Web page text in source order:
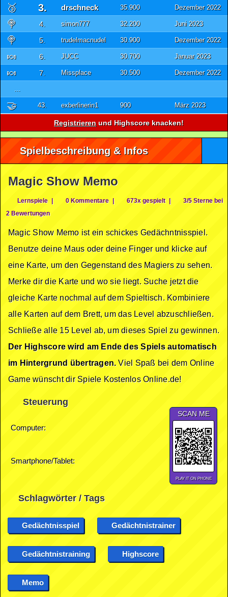
🥉 3. drschneck 35.900 Dezember 2022
🍭 4. simon777 32.200 Juni 2023
🍭 5. trudelmacnudel 30.900 Dezember 2022
🍬 6. JUCC 30.700 Januar 2023
🍬 7. Missplace 30.500 Dezember 2022
...
🤝 43. exberlinerin1 900 März 2023
Registrieren und Highscore knacken!
Spielbeschreibung & Infos
Magic Show Memo
Lernspiele | 0 Kommentare | 673x gespielt |
3/5 Sterne bei
2 Bewertungen
Magic Show Memo ist ein schickes Gedächntnisspiel.
Benutze deine Maus oder deine Finger und klicke auf
eine Karte, um den Gegenstand des Magiers zu sehen.
Merke dir die Karte und wo sie liegt. Suche jetzt die
gleiche Karte nochmal auf dem Spieltisch. Kombiniere
alle Karten auf dem Brett, um das Level abzuschließen.
Schließe alle 15 Level ab, um dieses Spiel zu gewinnen.
Der Highscore wird am Ende des Spiels automatisch
im Hintergrund übertragen. Viel Spaß bei dem Online
Game wünscht dir Spiele Kostenlos Online.de!
Steuerung
Computer:
Smartphone/Tablet:
SCAN ME
PLAY IT ON PHONE
Schlagwörter / Tags
Gedächtnisspiel Gedächtnistrainer
Gedächtnistraining Highscore
Memo